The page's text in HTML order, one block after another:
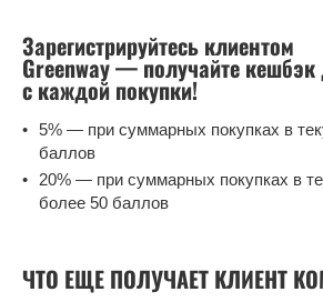
Зарегистрируйтесь клиентом
Greenway — получайте
с каждой покупки!
5% — при суммарных покупках в
баллов
20% — при суммарных покупках в
более 50 баллов
ЧТО ЕЩЕ ПОЛУЧАЕТ КЛИЕНТ